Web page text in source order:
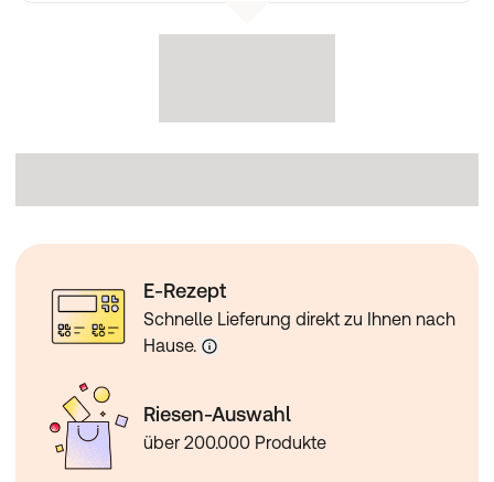
E-Rezept
Schnelle Lieferung direkt zu Ihnen nach
Hause.
Riesen-Auswahl
über 200.000 Produkte